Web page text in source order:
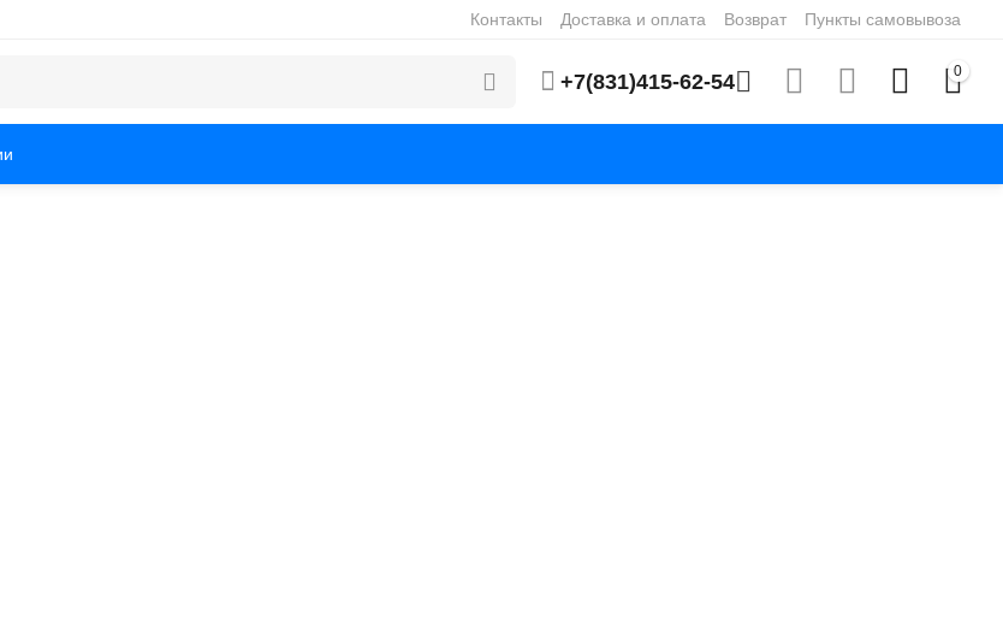
Контакты Доставка и оплата Возврат Пункты самовывоза
+7(831)415-62-54 0